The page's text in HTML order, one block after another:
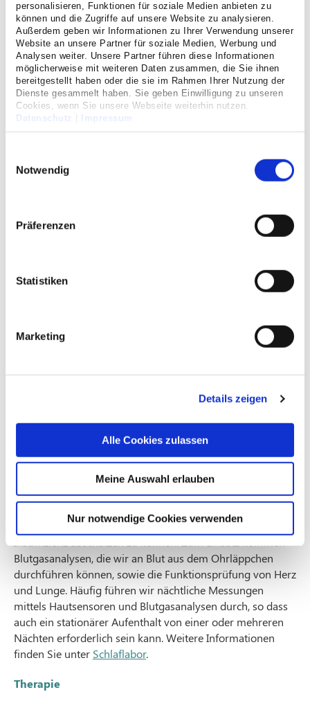
personalisieren, Funktionen für soziale Medien anbieten zu
können und die Zugriffe auf unsere Website zu analysieren.
Außerdem geben wir Informationen zu Ihrer Verwendung unserer
Website an unsere Partner für soziale Medien, Werbung und
Analysen weiter. Unsere Partner führen diese Informationen
möglicherweise mit weiteren Daten zusammen, die Sie ihnen
bereitgestellt haben oder die sie im Rahmen Ihrer Nutzung der
Dienste gesammelt haben. Sie geben Einwilligung zu unseren
Cookies, wenn Sie unsere Webseite weiterhin nutzen.
Datenschutz
Impressum
Notwendig
Präferenzen
Statistiken
Marketing
Details zeigen
Alle Cookies zulassen
Meine Auswahl erlauben
Nur notwendige Cookies verwenden
erhöhte Tagesmüdigkeit, erhöhtes Risiko für Unfälle,
Bluthochdruck, Herzinfarkt oder Schlaganfall.
Chronische Atemschwäche (respiratorische Insuffizienz)
Bei verschiedenen Lungenerkrankungen kann im Verlauf
die Lunge ihre Funktion, Sauerstoff aufzunehmen und
Kohlendioxid abzugeben, verlieren. Diese sogenannte
„chronische respiratorische Insuffizienz“ kann durch
Atemwege oder des Lungengewebes verursacht werden.
, eine neurologische
Erkrankung, oder starke Verformung des Brustkorbs, wie
Symptome einer chronischen respiratorischen Insuffizienz
können Atemnot, Kurzatmigkeit, Husten, vermehrte
oder der Haut sein. Insbesondere, wenn Kohlendioxid nur
unzureichend über die Lunge abgeatmet wird, können
Kopfschmerzen und Wassereinlagerungen im Körper
niedergelassenen pneumologischen Arztpraxen, ob eine
das Vorliegen und die Schwere einer respiratorischen
Blutgasanalysen, die wir an Blut aus dem Ohrläppchen
durchführen können, sowie die Funktionsprüfung von Herz
und Lunge. Häufig führen wir nächtliche Messungen
mittels Hautsensoren und Blutgasanalysen durch, so dass
auch ein stationärer Aufenthalt von einer oder mehreren
Nächten erforderlich sein kann. Weitere Informationen
finden Sie unter Schlaflabor.
Therapie